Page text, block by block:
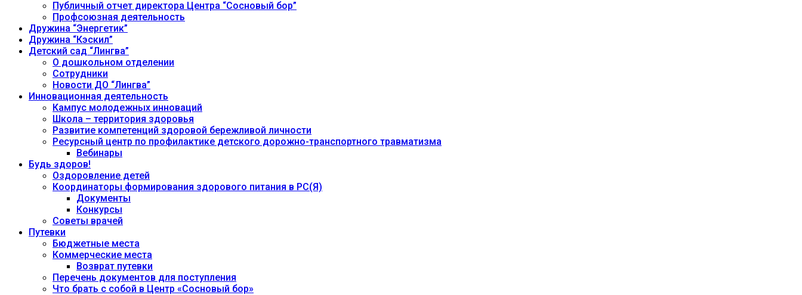
Публичный отчет директора Центра “Сосновый бор”
Профсоюзная деятельность
Дружина “Энергетик”
Дружина “Кэскил”
Детский сад “Лингва”
О дошкольном отделении
Сотрудники
Новости ДО “Лингва”
Инновационная деятельность
Кампус молодежных инноваций
Школа – территория здоровья
Развитие компетенций здоровой бережливой личности
Ресурсный центр по профилактике детского дорожно-транспортного травматизма
Вебинары
Будь здоров!
Оздоровление детей
Координаторы формирования здорового питания в РС(Я)
Документы
Конкурсы
Советы врачей
Путевки
Бюджетные места
Коммерческие места
Возврат путевки
Перечень документов для поступления
Что брать с собой в Центр «Сосновый бор»